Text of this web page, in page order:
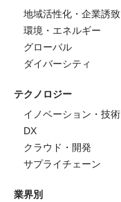
地域活性化・企業誘致
環境・エネルギー
グローバル
ダイバーシティ
テクノロジー
イノベーション・技術
DX
クラウド・開発
サプライチェーン
業界別